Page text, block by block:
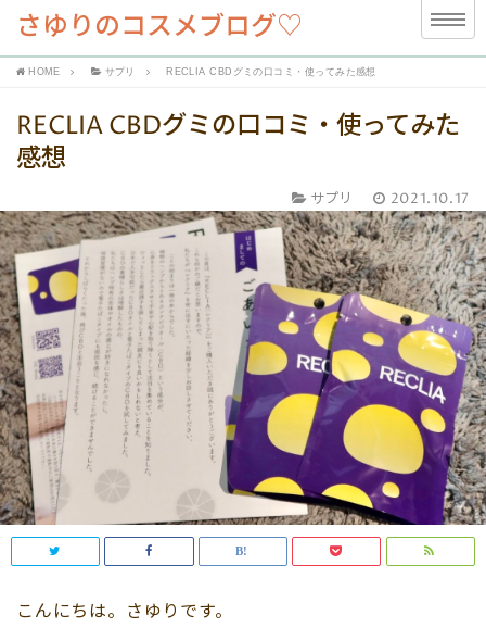
さゆりのコスメブログ♡
HOME サプリ RECLIA CBDグミの口コミ・使ってみた感想
RECLIA CBDグミの口コミ・使ってみた
感想
サプリ 2021.10.17
こんにちは。さゆりです。